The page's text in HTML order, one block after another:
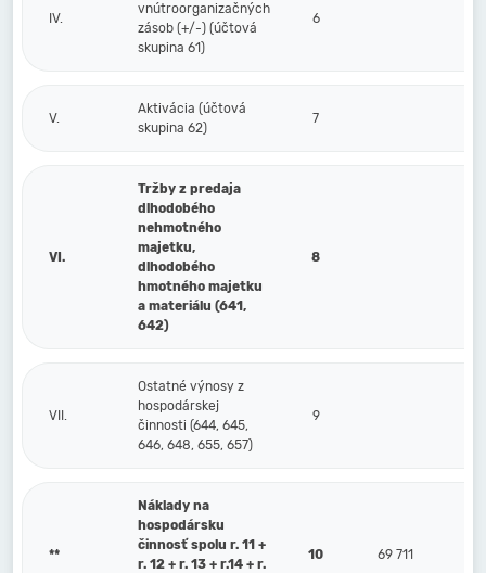
IV.
vnútroorganizačných
zásob (+/-) (účtová
skupina 61)
6
V.
Aktivácia (účtová
skupina 62)
7
VI.
Tržby z predaja
dlhodobého
nehmotného
majetku,
dlhodobého
hmotného majetku
a materiálu (641,
642)
8
VII.
Ostatné výnosy z
hospodárskej
činnosti (644, 645,
646, 648, 655, 657)
9
**
Náklady na
hospodársku
činnosť spolu r. 11 +
r. 12 + r. 13 + r.14 + r.
10 69 711